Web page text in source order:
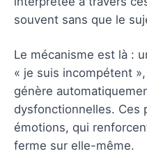
souvent sans que le
Le mécanisme est là :
« je suis incompétent
génère
dysfonctionnelles. Ces
émotions, qui
ferme sur elle-même.